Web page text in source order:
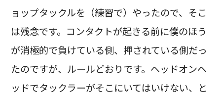
ョップタックルを（練習で）やったので、そこ
は残念です。コンタクトが起きる前に僕のほう
が消極的で負けている側、押されている側だっ
たのですが、ルールどおりです。ヘッドオンヘ
ッドでタックラーがそこにいてはいけない、と